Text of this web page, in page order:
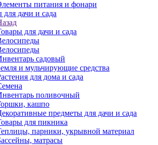
питания и фонари
для дачи и сада
для дачи и сада
садовый
и мульчирующие средства
для дома и сада
поливочный
кашпо
предметы для дачи и сада
для пикника
парники, укрывной материал
матрасы